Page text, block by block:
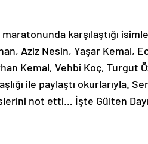
maratonunda karşılaştığı
Aziz Nesin, Yaşar Kemal,
Kemal, Vehbi Koç, Turgut
ile paylaştı okurlarıyla.
not etti… İşte Gülten